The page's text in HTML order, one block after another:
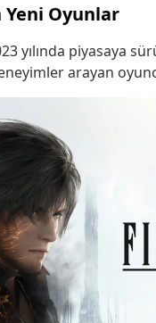
Yeni Oyunlar
yılında piyasaya
arayan